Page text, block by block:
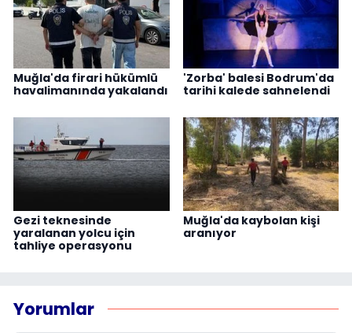
Muğla'da firari hükümlü
havalimanında yakalandı
'Zorba' balesi Bodrum'da
tarihi kalede sahnelendi
Gezi teknesinde
yaralanan yolcu için
tahliye operasyonu
Muğla'da kaybolan kişi
aranıyor
Yorumlar